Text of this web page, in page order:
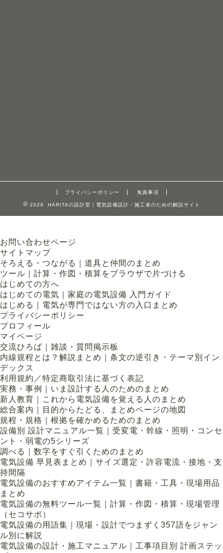
プライバシーポリシー 免責事項
2026 HARITAの設計室｜電気設備設計・施工者のための解説サイト
お問い合わせページ
サイトマップ
そろえる・つながる｜道具と仲間のまとめ
ツール｜計算・作図・積算をブラウザで片づける
はじめての方へ
はじめての電気｜家庭の電気設備 入門ガイド
はじめる｜電気が専門ではない方の入口まとめ
プライバシーポリシー
プロフィール
マイページ
交流ひろば｜雑談・質問掲示板
内線規程とは？解説まとめ｜条文の逆引き・テーマ別イン
デックス
利用規約／特定商取引法に基づく表記
実務・事例｜いま設計する人のためのまとめ
新人教育｜これから電気設備を覚える人のまとめ
総合案内｜目的からたどる、まとめページの地図
規程・規格｜根拠を確かめるためのまとめ
設備別 設計マニュアル一覧｜受変電・幹線・照明・コンセ
ント・弱電の5シリーズ
調べる｜数字をすぐ引くためのまとめ
電気設備 早見表まとめ｜サイズ選定・許容電流・接地・支
持間隔
電気設備のおすすめアイテム一覧｜書籍・工具・現場用品
まとめ
電気設備の無料ツール一覧｜計算・作図・積算・現場管理
（セコサポ）
電気設備の用語集｜現場・設計でつまずく357語をジャン
ル別に解説
電気設備の設計・施工マニュアル｜工事項目別 計画ステッ